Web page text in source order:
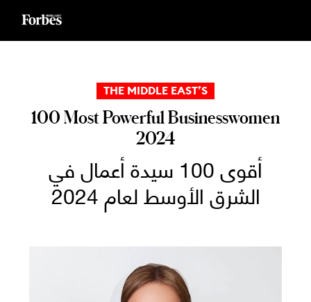
THE MIDDLE EAST’S
100 Most Powerful Businesswomen
2024
أقوى 100 سيدة أعمال في
الشرق الأوسط لعام 2024